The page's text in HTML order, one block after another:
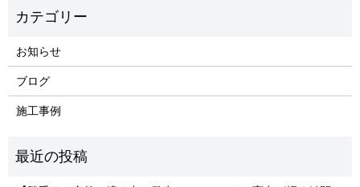
お知らせ
ブログ
施工事例